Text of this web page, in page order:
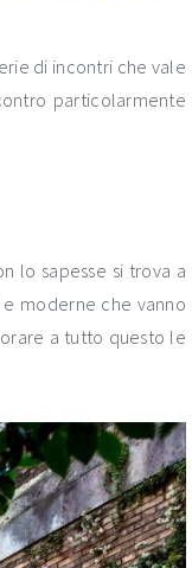
di incontri che vale
particolarmente
lo sapesse si trova a
moderne che vanno
a tutto questo le